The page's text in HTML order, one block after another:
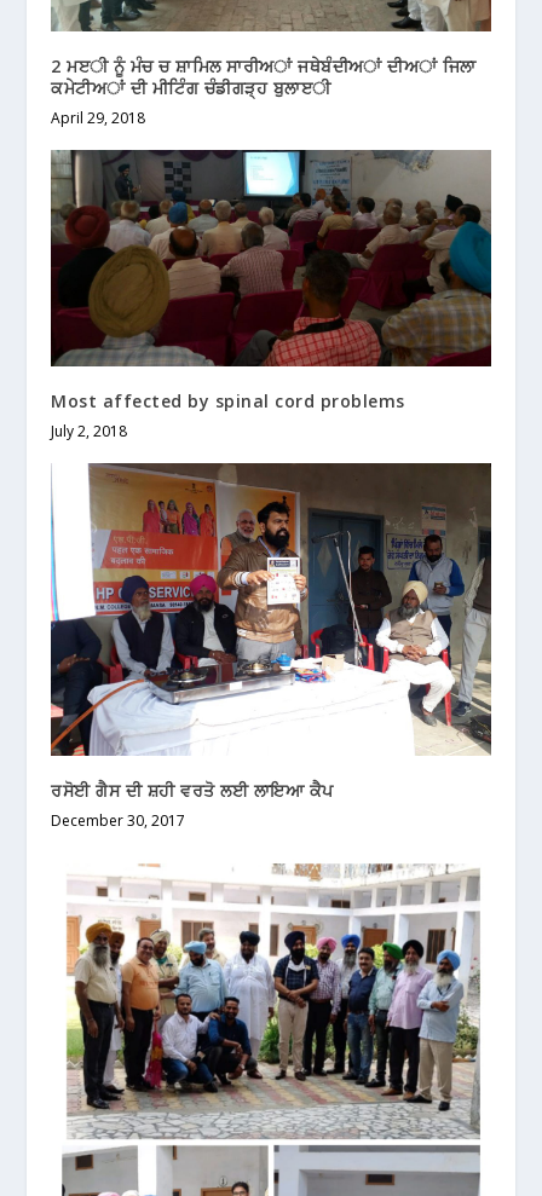
2 ਮੲੀ ਨੂੰ ਮੰਚ ਚ ਸ਼ਾਮਿਲ ਸਾਰੀਅਾਂ ਜਥੇਬੰਦੀਅਾਂ ਦੀਅਾਂ ਜਿਲਾ
ਕਮੇਟੀਅਾਂ ਦੀ ਮੀਟਿੰਗ ਚੰਡੀਗੜ੍ਹ ਬੁਲਾੲੀ
April 29, 2018
Most affected by spinal cord problems
July 2, 2018
ਰਸੋਈ ਗੈਸ ਦੀ ਸ਼ਹੀ ਵਰਤੋ ਲਈ ਲਾਇਆ ਕੈਪ
December 30, 2017